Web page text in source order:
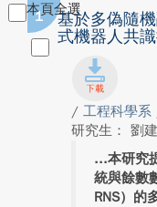
本頁全選
1
基於多偽隨
式機器人共
/ 工程科學系
研究生： 劉
本研究
統與餘數
RNS）的